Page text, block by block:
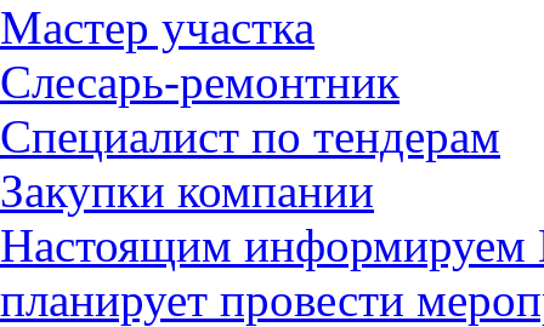
Мастер участка
Слесарь-ремонтник
Специалист по тендерам
Закупки компании
Настоящим
планирует провести